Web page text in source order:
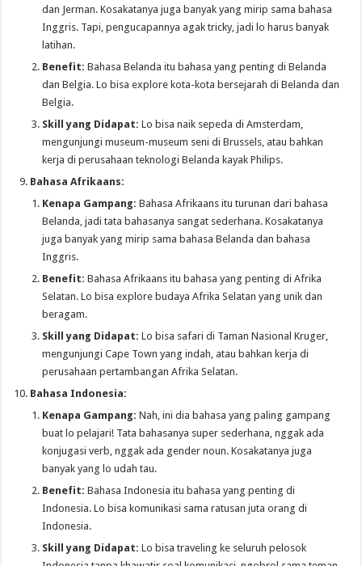
dan Jerman. Kosakatanya juga banyak yang mirip sama bahasa
Inggris. Tapi, pengucapannya agak tricky, jadi lo harus banyak
latihan.
Benefit: Bahasa Belanda itu bahasa yang penting di Belanda
dan Belgia. Lo bisa explore kota-kota bersejarah di Belanda dan
Belgia.
Skill yang Didapat: Lo bisa naik sepeda di Amsterdam,
mengunjungi museum-museum seni di Brussels, atau bahkan
kerja di perusahaan teknologi Belanda kayak Philips.
Bahasa Afrikaans:
Kenapa Gampang: Bahasa Afrikaans itu turunan dari bahasa
Belanda, jadi tata bahasanya sangat sederhana. Kosakatanya
juga banyak yang mirip sama bahasa Belanda dan bahasa
Inggris.
Benefit: Bahasa Afrikaans itu bahasa yang penting di Afrika
Selatan. Lo bisa explore budaya Afrika Selatan yang unik dan
beragam.
Skill yang Didapat: Lo bisa safari di Taman Nasional Kruger,
mengunjungi Cape Town yang indah, atau bahkan kerja di
perusahaan pertambangan Afrika Selatan.
Bahasa Indonesia:
Kenapa Gampang: Nah, ini dia bahasa yang paling gampang
buat lo pelajari! Tata bahasanya super sederhana, nggak ada
konjugasi verb, nggak ada gender noun. Kosakatanya juga
banyak yang lo udah tau.
Benefit: Bahasa Indonesia itu bahasa yang penting di
Indonesia. Lo bisa komunikasi sama ratusan juta orang di
Indonesia.
Skill yang Didapat: Lo bisa traveling ke seluruh pelosok